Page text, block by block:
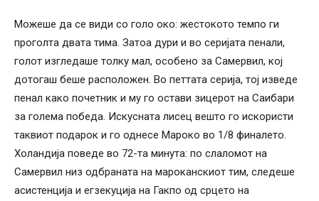
Можеше да се види со голо око: жестокото темпо ги
проголта двата тима. Затоа дури и во серијата пенали,
голот изгледаше толку мал, особено за Самервил, кој
дотогаш беше расположен. Во петтата серија, тој изведе
пенал како почетник и му го остави зицерот на Саибари
за голема победа. Искусната лисец вешто го искористи
таквиот подарок и го однесе Мароко во 1/8 финалето.
Холандија поведе во 72-та минута: по слаломот на
Самервил низ одбраната на мароканскиот тим, следеше
асистенција и егзекуција на Гакпо од срцето на